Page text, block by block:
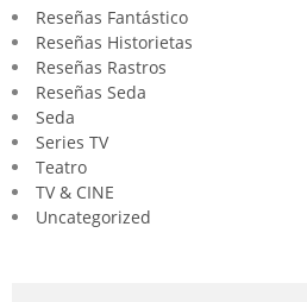
Reseñas Fantástico
Reseñas Historietas
Reseñas Rastros
Reseñas Seda
Seda
Series TV
Teatro
TV & CINE
Uncategorized